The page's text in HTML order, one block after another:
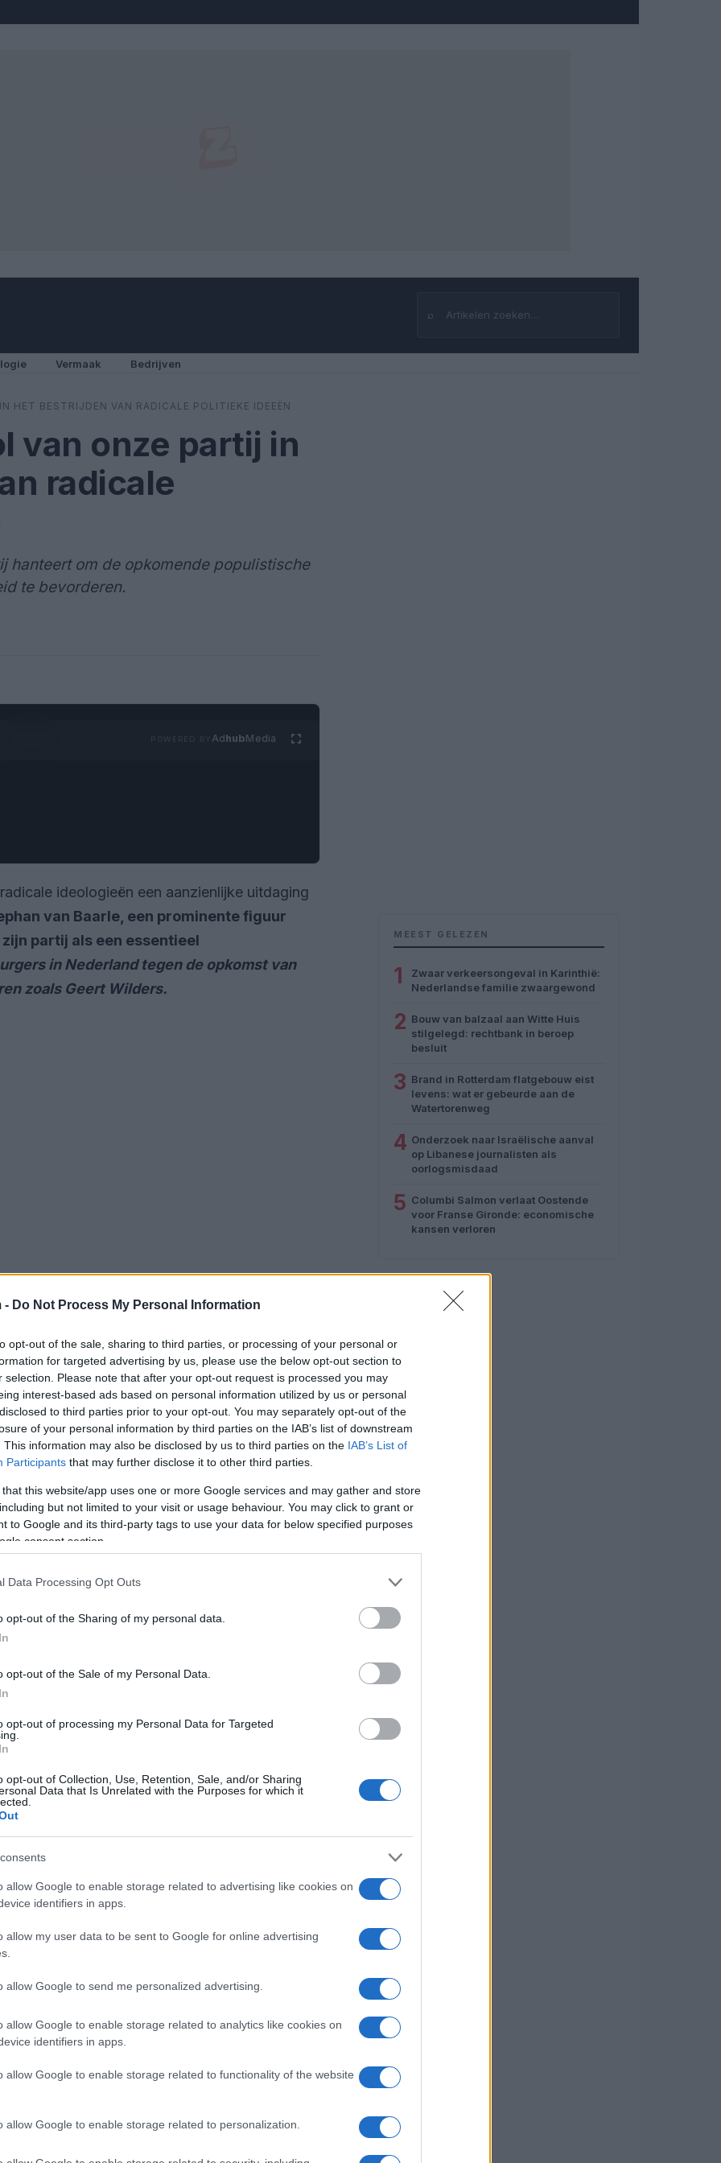
- Do Not Process My Personal Information
opt-out of the sale, sharing to third parties, or processing of your personal or
for targeted advertising by us, please use the below opt-out section to
selection. Please note that after your opt-out request is processed you may
interest-based ads based on personal information utilized by us or personal
to third parties prior to your opt-out. You may separately opt-out of the
of your personal information by third parties on the IAB’s list of downstream
This information may also be disclosed by us to third parties on the IAB’s List of
Participants that may further disclose it to other third parties.
that this website/app uses one or more Google services and may gather and store
but not limited to your visit or usage behaviour. You may click to grant or
to Google and its third-party tags to use your data for below specified purposes
consent section.
Data Processing Opt Outs
opt-out of the Sharing of my personal data.
opt-out of the Sale of my Personal Data.
opt-out of processing my Personal Data for Targeted
opt-out of Collection, Use, Retention, Sale, and/or Sharing
Data that Is Unrelated with the Purposes for which it
allow Google to enable storage related to advertising like cookies on
identifiers in apps.
allow my user data to be sent to Google for online advertising
allow Google to send me personalized advertising.
allow Google to enable storage related to analytics like cookies on
identifiers in apps.
allow Google to enable storage related to functionality of the website
allow Google to enable storage related to personalization.
⌕
Zoeken
Vermaak Bedrijven
HET BESTRIJDEN VAN RADICALE POLITIEKE IDEEËN
van onze partij in
radicale
hanteert om de opkomende populistische
te bevorderen.
AdhubMedia
ideologieën een aanzienlijke uitdaging
van Baarle, een prominente figuur
partij als een essentieel
in Nederland tegen de opkomst van
zoals Geert Wilders.
is het onze partij doel om actief in te spelen
retoriek voeden. Door onszelf te
belang, streven we naar een inclusieve
sociale samenhang bevordert.
en de gevolgen
stijging gezien van populistische
politieke structuren uitdagen. Deze
angsten, waarbij ze verdeeldheid
te vergaren.
en nationalistische vurigheid,
retoriek.
tegen te gaan. Door feitelijke
verschillende groepen te bevorderen,
gesprekken aan te gaan die onze
in plaats van te laten toegeven dat
MEEST GELEZEN
1
Zwaar verkeersongeval in Karinthië:
Nederlandse familie zwaargewond
2 Bouw van balzaal aan Witte Huis
stilgelegd: rechtbank in beroep
besluit
3 Brand in Rotterdam flatgebouw eist
levens: wat er gebeurde aan de
Watertorenweg
4 Onderzoek naar Israëlische aanval
op Libanese journalisten als
oorlogsmisdaad
5 Columbi Salmon verlaat Oostende
voor Franse Gironde: economische
kansen verloren